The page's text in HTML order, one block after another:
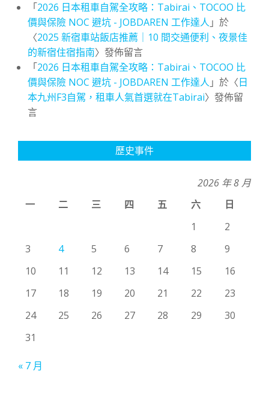
「2026 日本租車自駕全攻略：Tabirai、TOCOO 比
價與保險 NOC 避坑 - JOBDAREN 工作達人 」於
〈2025 新宿車站飯店推薦｜10 間交通便利、夜景佳
的新宿住宿指南〉發佈留言
「2026 日本租車自駕全攻略：Tabirai、TOCOO 比
價與保險 NOC 避坑 - JOBDAREN 工作達人 」於〈日
本九州F3自駕，租車人氣首選就在Tabirai〉發佈留
言
歷史事件
2026 年 8 月
一
二 三 四 五 六
日
1
2
3
4 5 6 7 8
9
10
11 12 13 14 15
16
17
18 19 20 21 22
23
24
25 26 27 28 29
30
31
« 7 月